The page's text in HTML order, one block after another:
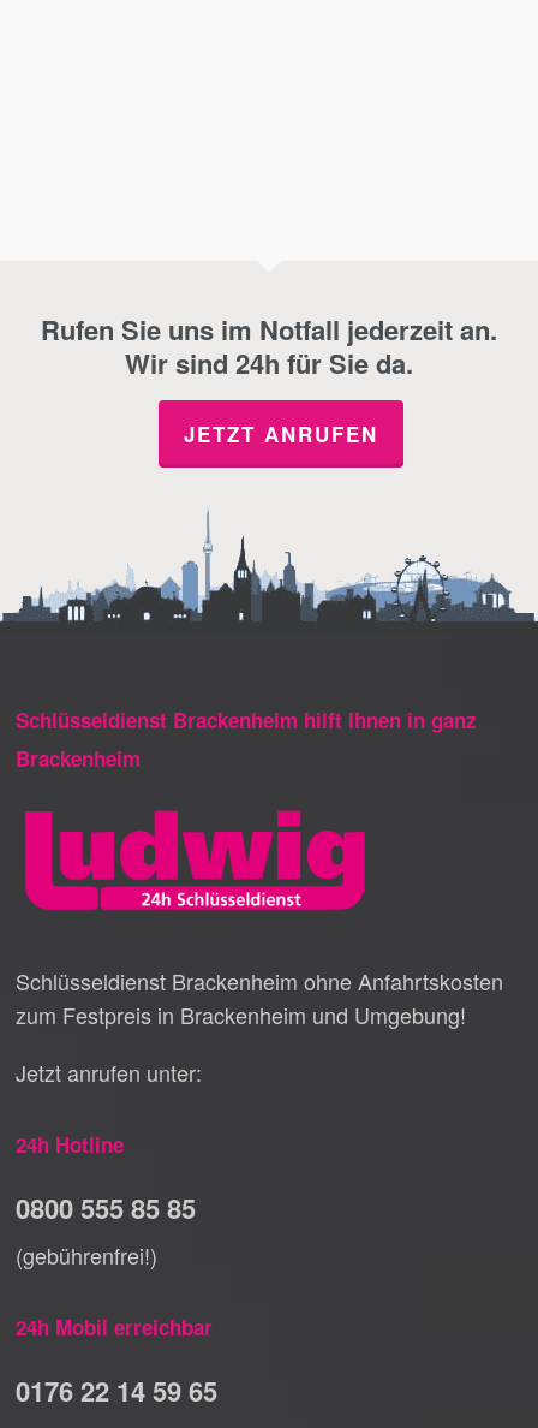
Rufen Sie uns im Notfall jederzeit an.
Wir sind 24h für Sie da.
JETZT ANRUFEN
Schlüsseldienst Brackenheim hilft Ihnen in ganz
Brackenheim
Schlüsseldienst Brackenheim ohne Anfahrtskosten
zum Festpreis in Brackenheim und Umgebung!
Jetzt anrufen unter:
24h Hotline
0800 555 85 85
(gebührenfrei!)
24h Mobil erreichbar
0176 22 14 59 65